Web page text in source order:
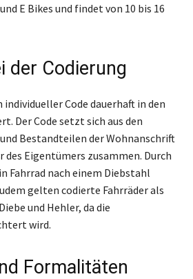
E Bikes und findet von 10 bis 16
der Codierung
Code dauerhaft in den
Der Code setzt sich aus den
Bestandteilen der Wohnanschrift
Eigentümers zusammen. Durch
Fahrrad nach einem Diebstahl
gelten codierte Fahrräder als
und Hehler, da die
wird.
Formalitäten